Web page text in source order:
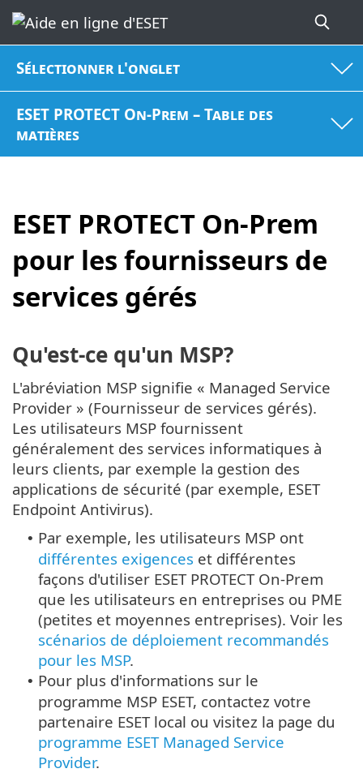
Sélectionner l'onglet
ESET PROTECT On-Prem – Table des
matières
ESET PROTECT On-Prem
pour les fournisseurs de
services gérés
Qu'est-ce qu'un MSP?
L'abréviation MSP signifie « Managed Service
Provider » (Fournisseur de services gérés).
Les utilisateurs MSP fournissent
généralement des services informatiques à
leurs clients, par exemple la gestion des
applications de sécurité (par exemple, ESET
Endpoint Antivirus).
• Par exemple, les utilisateurs MSP ont
différentes exigences et différentes
façons d'utiliser ESET PROTECT On-Prem
que les utilisateurs en entreprises ou PME
(petites et moyennes entreprises). Voir les
scénarios de déploiement recommandés
pour les MSP.
• Pour plus d'informations sur le
programme MSP ESET, contactez votre
partenaire ESET local ou visitez la page du
programme ESET Managed Service
Provider.